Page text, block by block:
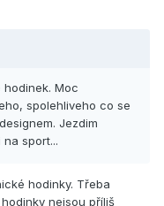
Moc
spolehliveho co se
Jezdim
sport...
hodinky. Třeba
nejsou příliš